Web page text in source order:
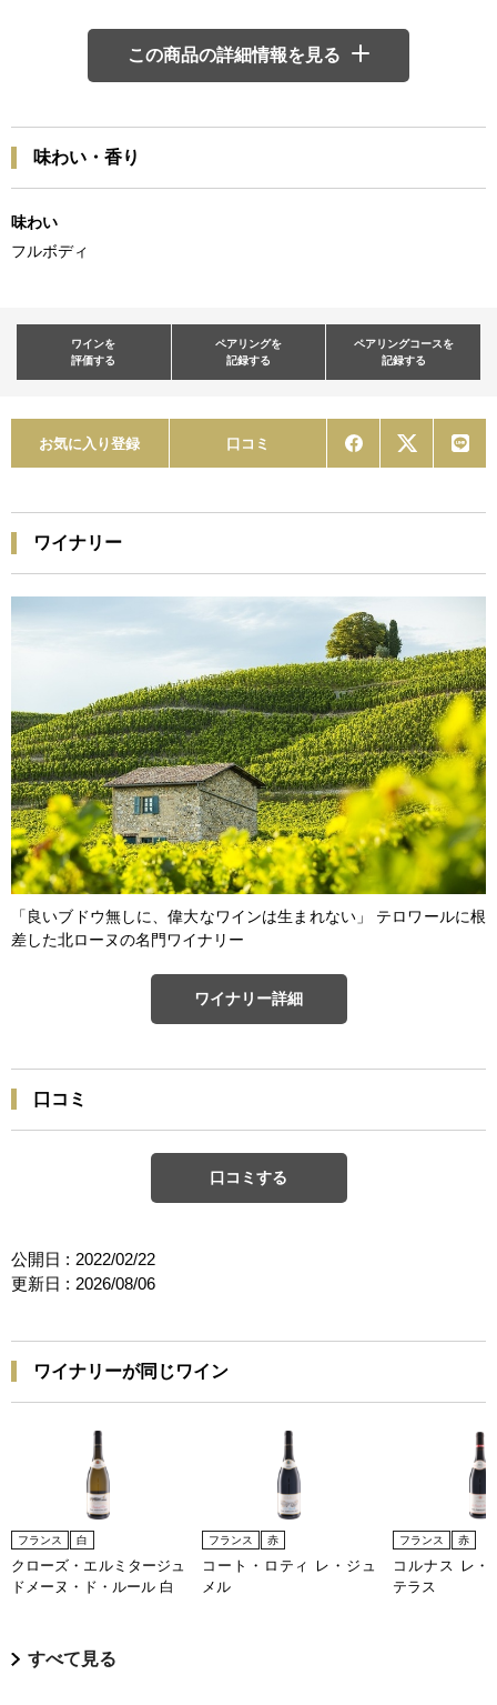
この商品の詳細情報を見る
味わい・香り
味わい
フルボディ
ワインを
評価する
ペアリングを
記録する
ペアリングコースを
記録する
お気に入り登録 口コミ
ワイナリー
「良いブドウ無しに、偉大なワインは生まれない」 テロワールに根
差した北ローヌの名門ワイナリー
ワイナリー詳細
口コミ
口コミする
公開日 : 2022/02/22
更新日 : 2026/08/06
ワイナリーが同じワイン
フランス 白
クローズ・エルミタージュ
ドメーヌ・ド・ルール 白
フランス 赤
コート・ロティ レ・ジュ
メル
フランス 赤
コルナス レ・
テラス
すべて見る